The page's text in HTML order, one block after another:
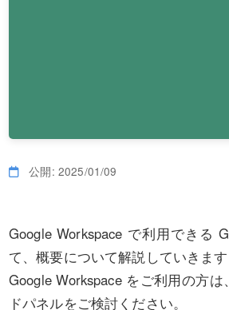
公開: 2025/01/09
Google Workspace で利用できる
て、概要について解説していきます
Google Workspace をご利用の方
ドパネルをご検討ください。